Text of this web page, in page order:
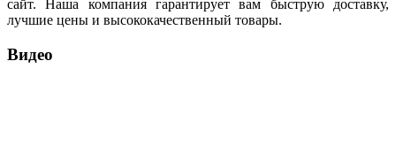
сайт. Наша компания гарантирует вам быструю доставку,
лучшие цены и высококачественный товары.
Видео